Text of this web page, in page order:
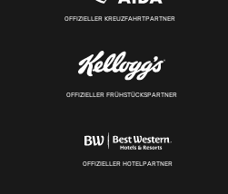
OFFIZIELLER KREUZFAHRTPARTNER
OFFIZIELLER FRÜHSTÜCKSPARTNER
OFFIZIELLER HOTELPARTNER